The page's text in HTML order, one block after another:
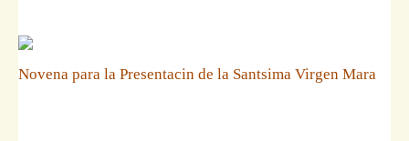
Novena para la Presentacin de la Santsima Virgen Mara